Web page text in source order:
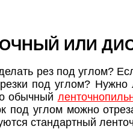
ИЛИ
рез под углом?
под углом? Нужно
обычный
под углом можно
стандартный